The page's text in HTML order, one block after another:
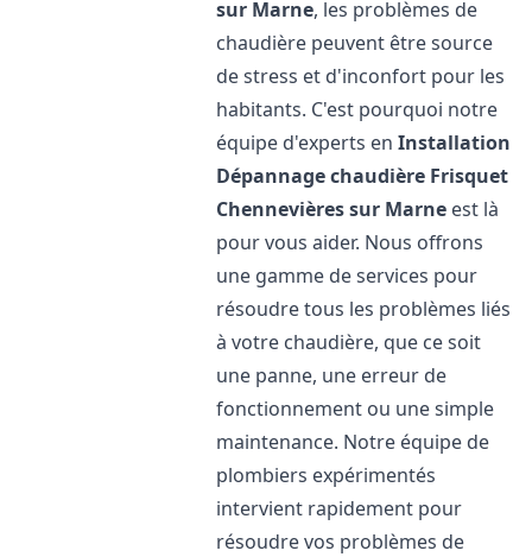
sur Marne, les problèmes de
chaudière peuvent être source
de stress et d'inconfort pour les
habitants. C'est pourquoi notre
équipe d'experts enInstallation
Dépannage chaudière Frisquet
Chennevières sur Marne est là
pour vous aider. Nous offrons
une gamme de services pour
résoudre tous les problèmes liés
à votre chaudière, que ce soit
une panne, une erreur de
fonctionnement ou une simple
maintenance. Notre équipe de
plombiers expérimentés
intervient rapidement pour
résoudre vos problèmes de